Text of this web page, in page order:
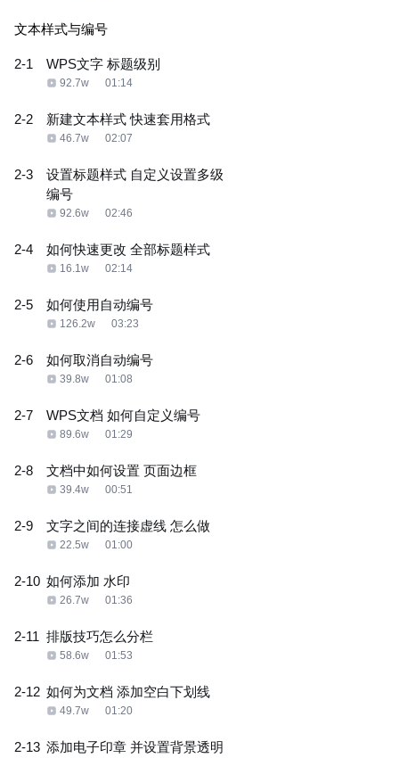
文本样式与编号
2-1 WPS文字 标题级别
92.7w 01:14
2-2 新建文本样式 快速套用格式
46.7w 02:07
2-3
设置标题样式 自定义设置多级
编号
92.6w 02:46
2-4 如何快速更改 全部标题样式
16.1w 02:14
2-5 如何使用自动编号
126.2w 03:23
2-6 如何取消自动编号
39.8w 01:08
2-7 WPS文档 如何自定义编号
89.6w 01:29
2-8 文档中如何设置 页面边框
39.4w 00:51
2-9 文字之间的连接虚线 怎么做
22.5w 01:00
2-10 如何添加 水印
26.7w 01:36
2-11 排版技巧怎么分栏
58.6w 01:53
2-12 如何为文档 添加空白下划线
49.7w 01:20
2-13 添加电子印章 并设置背景透明